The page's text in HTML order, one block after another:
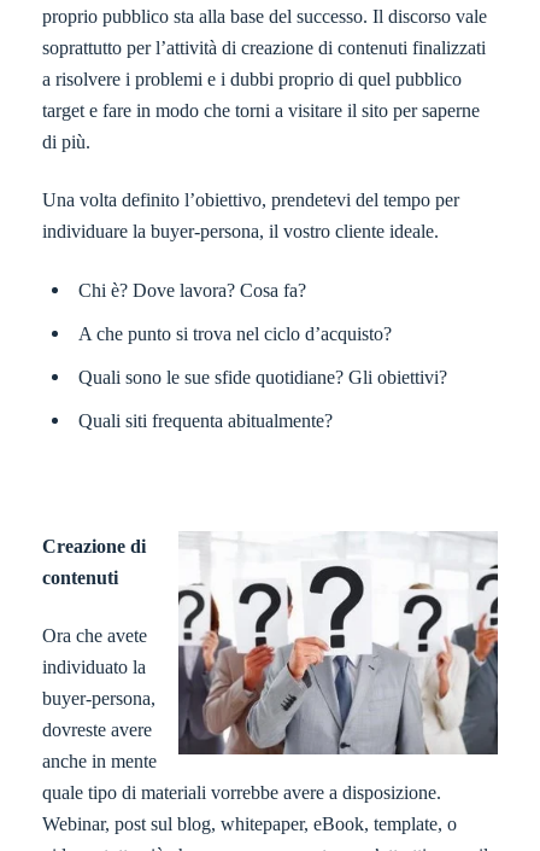
proprio pubblico sta alla base del successo. Il discorso vale
soprattutto per l’attività di creazione di contenuti finalizzati
a risolvere i problemi e i dubbi proprio di quel pubblico
target e fare in modo che torni a visitare il sito per saperne
di più.
Una volta definito l’obiettivo, prendetevi del tempo per
individuare la buyer-persona, il vostro cliente ideale.
Chi è? Dove lavora? Cosa fa?
A che punto si trova nel ciclo d’acquisto?
Quali sono le sue sfide quotidiane? Gli obiettivi?
Quali siti frequenta abitualmente?
Creazione di
contenuti
Ora che avete
individuato la
buyer-persona,
dovreste avere
anche in mente
quale tipo di materiali vorrebbe avere a disposizione.
Webinar, post sul blog, whitepaper, eBook, template, o